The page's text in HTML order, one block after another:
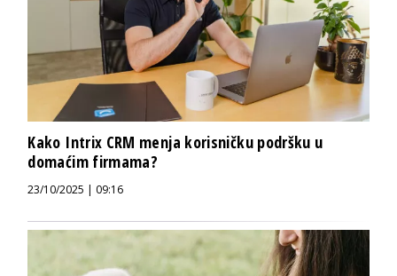
Kako Intrix CRM menja korisničku podršku u
domaćim firmama?
23/10/2025 | 09:16